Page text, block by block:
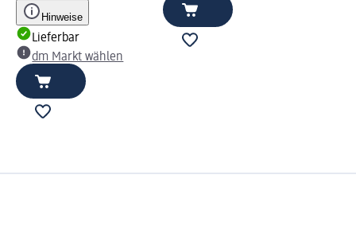
Hinweise
Lieferbar
dm Markt wählen